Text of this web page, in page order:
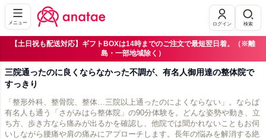
メニュー ログイン 検索
【土日祝も配送対応】ギフトBOXは14時までのご注文で最短翌日着。（※離
島・一部地域除く）
三院通ったのに良くならなかった不調が、有名人御用達の整体院で
すっきり
「整形外科、整骨院、整体…三院以上通ったのによくならない」。ならば
有名人も通う「さがみはら整体院」の90分体験を。どんな姿勢や動き、立
ち方、歩き方なら痛みが出るかを確認し、他院では聞かれないこともお伺
いしながら腰痛や肩の痛みにアプローチします。長年の悩みを解消する絶